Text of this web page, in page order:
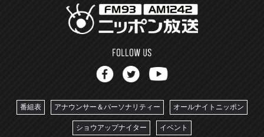
番組表 アナウンサー＆パーソナリティー オールナイトニッポン
ショウアップナイター イベント